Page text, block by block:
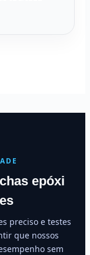
epóxi
preciso e testes
que nossos
sem